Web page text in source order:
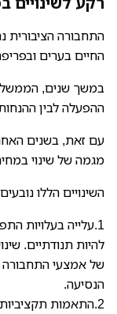
התחבורה
החיים בערים
במשך שנים, הממשלה
ההפעלה לבין
עם זאת, בשנים
מגמה של שינוי
השינויים הללו
1.עלייה בעלויות
להיות תנודתיים.
של אמצעי התחבורה
הנסיעה.
2.התאמות